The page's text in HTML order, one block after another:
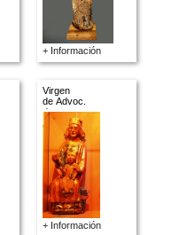
+ Información
Virgen
de Advoc.
descon.
+ Información